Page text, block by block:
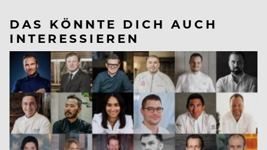
DAS KÖNNTE DICH AUCH
INTERESSIEREN